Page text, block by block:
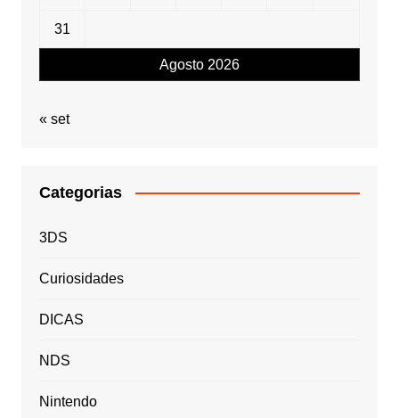
Agosto 2026
31
« set
Categorias
3DS
Curiosidades
DICAS
NDS
Nintendo